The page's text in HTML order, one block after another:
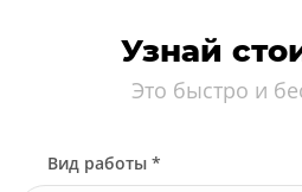
Узнай
Это быстро и
Вид работы *